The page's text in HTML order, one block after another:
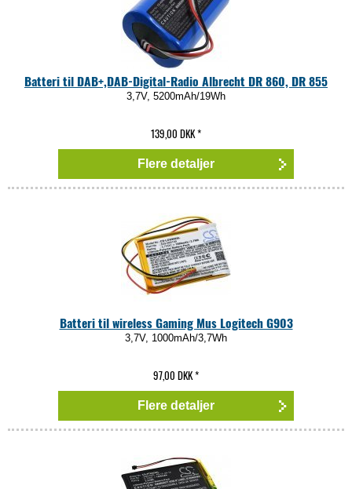
Batteri til DAB+,DAB-Digital-Radio Albrecht DR 860, DR 855
3,7V, 5200mAh/19Wh
139,00 DKK*
Flere detaljer
Batteri til wireless Gaming Mus Logitech G903
3,7V, 1000mAh/3,7Wh
97,00 DKK*
Flere detaljer